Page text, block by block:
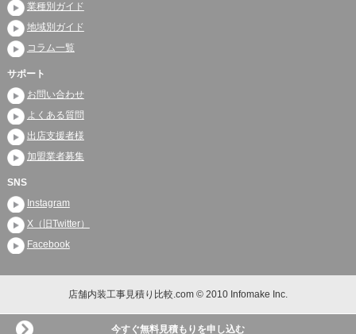
業種別ガイド
地域別ガイド
コラム一覧
サポート
お問い合わせ
よくある質問
出店支援者様
加盟業者募集
SNS
Instagram
X（旧Twitter）
Facebook
店舗内装工事見積り比較.com © 2010 Infomake Inc.
今すぐ無料見積もりを申し込む